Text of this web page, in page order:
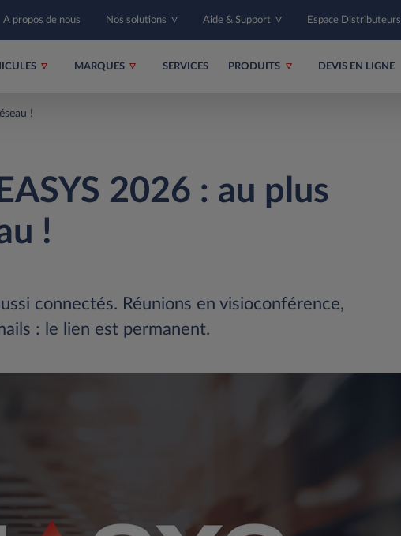
A propos de nous Nos solutions Aide & Support Espace Distributeurs
MARQUES SERVICES PRODUITS DEVIS EN LIGNE
!
2026 : au plus
!
connectés. Réunions en visioconférence,
: le lien est permanent.